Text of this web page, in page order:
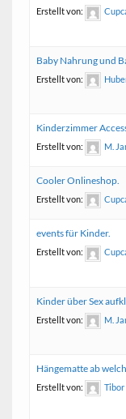
Erstellt von:
Baby Nahrung und
Erstellt von:
Kinderzimmer
Erstellt von: M.
Cooler Onlineshop.
Erstellt von:
events für Kinder.
Erstellt von:
Kinder über Sex
Erstellt von: M.
Hängematte ab
Erstellt von: Tibor